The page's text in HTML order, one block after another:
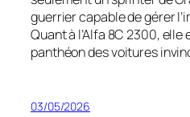
guerrier capable de gérer
Quant à l’Alfa 8C 2300,
panthéon des voitures
03/05/2026